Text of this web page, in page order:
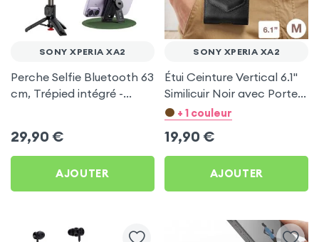
SONY XPERIA XA2
Perche Selfie Bluetooth 63
cm, Trépied intégré -
29,90 €
AJOUTER
SONY XPERIA XA2
Étui Ceinture Vertical 6.1''
Similicuir Noir avec Porte
carte pour Sony Xperia
+ 1 couleur
19,90 €
AJOUTER